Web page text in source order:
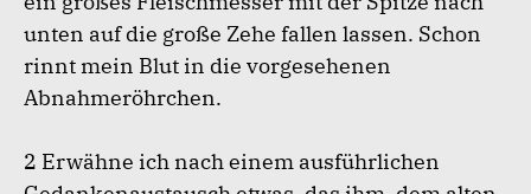
unten auf die große Zehe fallen lassen. Schon
rinnt mein Blut in die vorgesehenen
Abnahmeröhrchen.
2 Erwähne ich nach einem ausführlichen